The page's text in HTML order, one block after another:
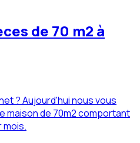
de 70 m2 à
? Aujourd'hui nous vous
maison de 70m2 comportant
mois.